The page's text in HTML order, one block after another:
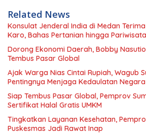
Related News
Konsulat Jenderal India di Medan
Karo, Bahas Pertanian hingga Pariwisata
Dorong Ekonomi Daerah, Bobby
Tembus Pasar Global
Ajak Warga Nias Cintai Rupiah, Wagub
Pentingnya Menjaga Kedaulatan Negara
Siap Tembus Pasar Global, Pemprov
Sertifikat Halal Gratis UMKM
Tingkatkan Layanan Kesehatan,
Puskesmas Jadi Rawat Inap